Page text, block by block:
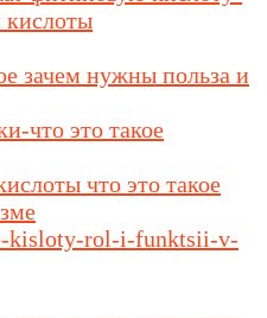
зачем нужны польза и
что это такое